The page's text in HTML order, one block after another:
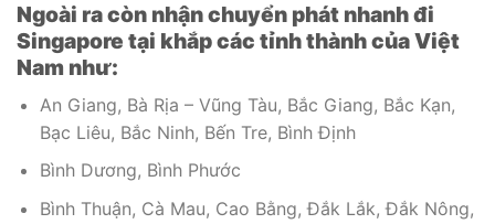
Ngoài ra còn nhận chuyển phát nhanh đi
Singapore tại khắp các tỉnh thành của Việt
Nam như:
An Giang, Bà Rịa – Vũng Tàu, Bắc Giang, Bắc Kạn,
Bạc Liêu, Bắc Ninh, Bến Tre, Bình Định
Bình Dương, Bình Phước
Bình Thuận, Cà Mau, Cao Bằng, Đắk Lắk, Đắk Nông,